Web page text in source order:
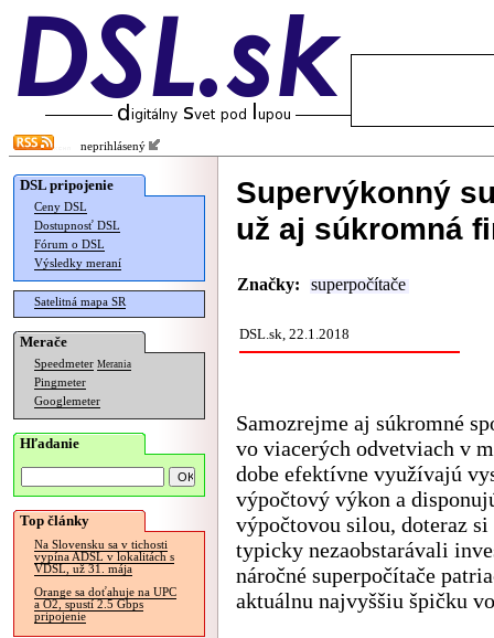
neprihlásený
DSL pripojenie
Ceny DSL
Dostupnosť DSL
Fórum o DSL
Výsledky meraní
Satelitná mapa SR
Merače
Speedmeter Merania
Pingmeter
Googlemeter
Hľadanie
Top články
Na Slovensku sa v tichosti
vypína ADSL v lokalitách s
VDSL, už 31. mája
Orange sa doťahuje na UPC
a O2, spustí 2.5 Gbps
pripojenie
Supervýkonný
už aj súkromná
Značky: superpočítače
DSL.sk, 22.1.2018
Samozrejme aj súkromné
vo viacerých odvetviach v
dobe efektívne využívajú
výpočtový výkon a
výpočtovou silou, doteraz si
typicky nezaobstarávali
náročné superpočítače
aktuálnu najvyššiu špičku